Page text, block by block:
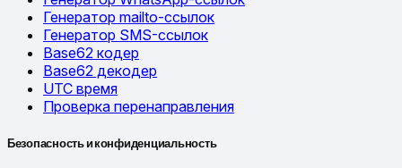
Генератор mailto-ссылок
Генератор SMS-ссылок
Base62 кодер
Base62 декодер
UTC время
Проверка перенаправления
Безопасность и конфиденциальность